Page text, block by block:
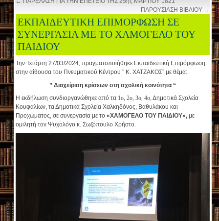
ΠΑΡΟΥΣΙΑΣΗ ΒΙΒΛΙΟΥ→
ΕΚΠΑΙΔΕΥΤΙΚΗ ΕΠΙΜΟΡΦΩΣΗ ΣΕ
ΣΥΝΕΡΓΑΣΙΑ ΜΕ ΤΟ ΧΑΜΟΓΕΛΟ ΤΟΥ
ΠΑΙΔΙΟΥ
Την Τετάρτη 27/03/2024, πραγματοποιήθηκε Εκπαιδευτική Επιμόρφωση
στην αίθουσα του Πνευματικού Κέντρου ” Κ. ΧΑΤΖΑΚΟΣ” με θέμα:
” Διαχείριση κρίσεων στη σχολική κοινότητα “
Η εκδήλωση συνδιοργανώθηκε από τα 1ο, 2ο, 3ο, 4ο, Δημοτικά Σχολεία
Κουφαλίων, τα Δημοτικά Σχολεία Χαλκηδόνος, Βαθυλάκου και
Προχώματος, σε συνεργασία με το«ΧΑΜΟΓΕΛΟ ΤΟΥ ΠΑΙΔΙΟΥ»,με
ομιλητή τον Ψυχολόγο κ. Σωζόπουλο Χρήστο.